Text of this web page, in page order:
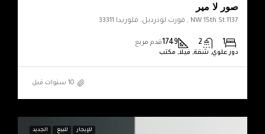
صور لا مير
1137 NW 15th St , فورت لودرديل, فلوريدا 33311
1
2
1749 قدم مربع
دور علوي, شقة, فيلا, مكتب
للإيجار للبيع الجديد